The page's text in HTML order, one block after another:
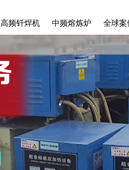
高频钎焊机 中频熔炼炉 全球案